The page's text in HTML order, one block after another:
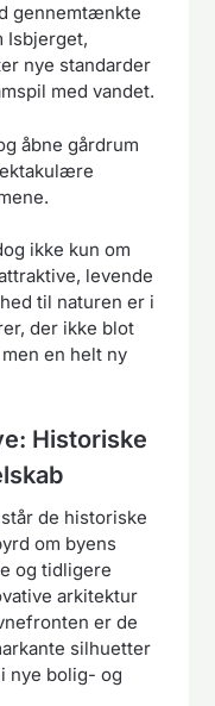
gennemtænkte
Isbjerget,
nye standarder
med vandet.
åbne gårdrum
ikke kun om
levende
til naturen er i
der ikke blot
en helt ny
Historiske
de historiske
om byens
og tidligere
arkitektur
er de
silhuetter
nye bolig- og